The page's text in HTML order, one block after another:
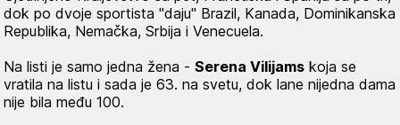
dok po dvoje sportista "daju" Brazil, Kanada, Dominikanska
Republika, Nemačka, Srbija i Venecuela.
Na listi je samo jedna žena - Serena Vilijams koja se
vratila na listu i sada je 63. na svetu, dok lane nijedna dama
nije bila među 100.